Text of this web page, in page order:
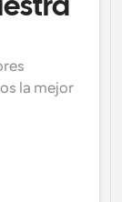
la mejor